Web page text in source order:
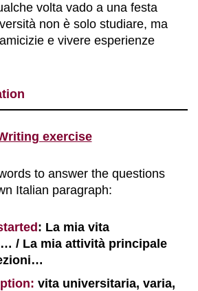
volta vado a una festa
non è solo studiare, ma
e vivere esperienze
exercise
to answer the questions
Italian paragraph:
: La mia vita
/ La mia attività principale
vita universitaria, varia,